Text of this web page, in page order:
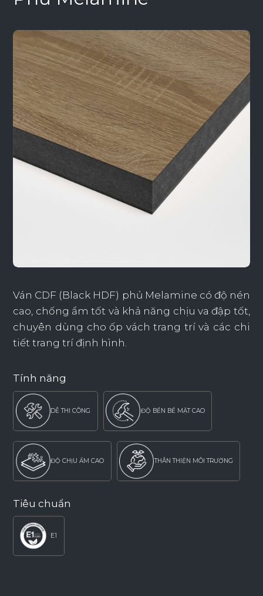
Ván CDF (Black HDF) phủ Melamine có độ nén
cao, chống ẩm tốt và khả năng chịu va đập tốt,
chuyên dùng cho ốp vách trang trí và các chi
tiết trang trí định hình.
Tính năng
DỄ THI CÔNG ĐỘ BỀN BỀ MẶT CAO
ĐỘ CHỊU ẨM CAO THÂN THIỆN MÔI TRƯỜNG
Tiêu chuẩn
E1